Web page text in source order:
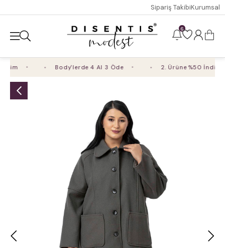
Sipariş TakibiKurumsal
6
Body'lerde 4 Al 3 Öde 2. Ürüne %50 İndirim